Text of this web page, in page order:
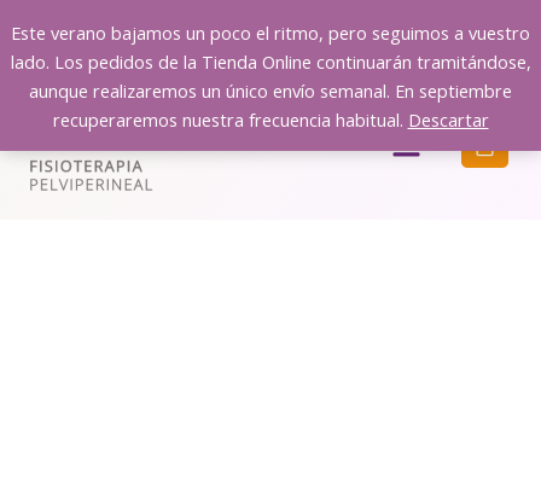
Este verano bajamos un poco el ritmo, pero seguimos a vuestro
lado. Los pedidos de la Tienda Online continuarán tramitándose,
aunque realizaremos un único envío semanal. En septiembre
recuperaremos nuestra frecuencia habitual. Descartar
contenido
Menú